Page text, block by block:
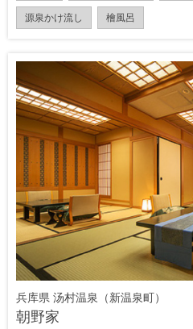
源泉かけ流し 檜風呂
兵库県 汤村温泉（新温泉町）
朝野家